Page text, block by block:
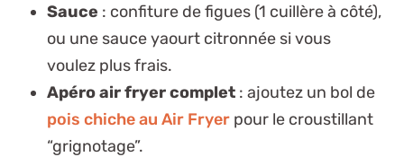
Sauce : confiture de figues (1 cuillère à côté),
ou une sauce yaourt citronnée si vous
voulez plus frais.
Apéro air fryer complet : ajoutez un bol de
pois chiche au Air Fryer pour le croustillant
“grignotage”.